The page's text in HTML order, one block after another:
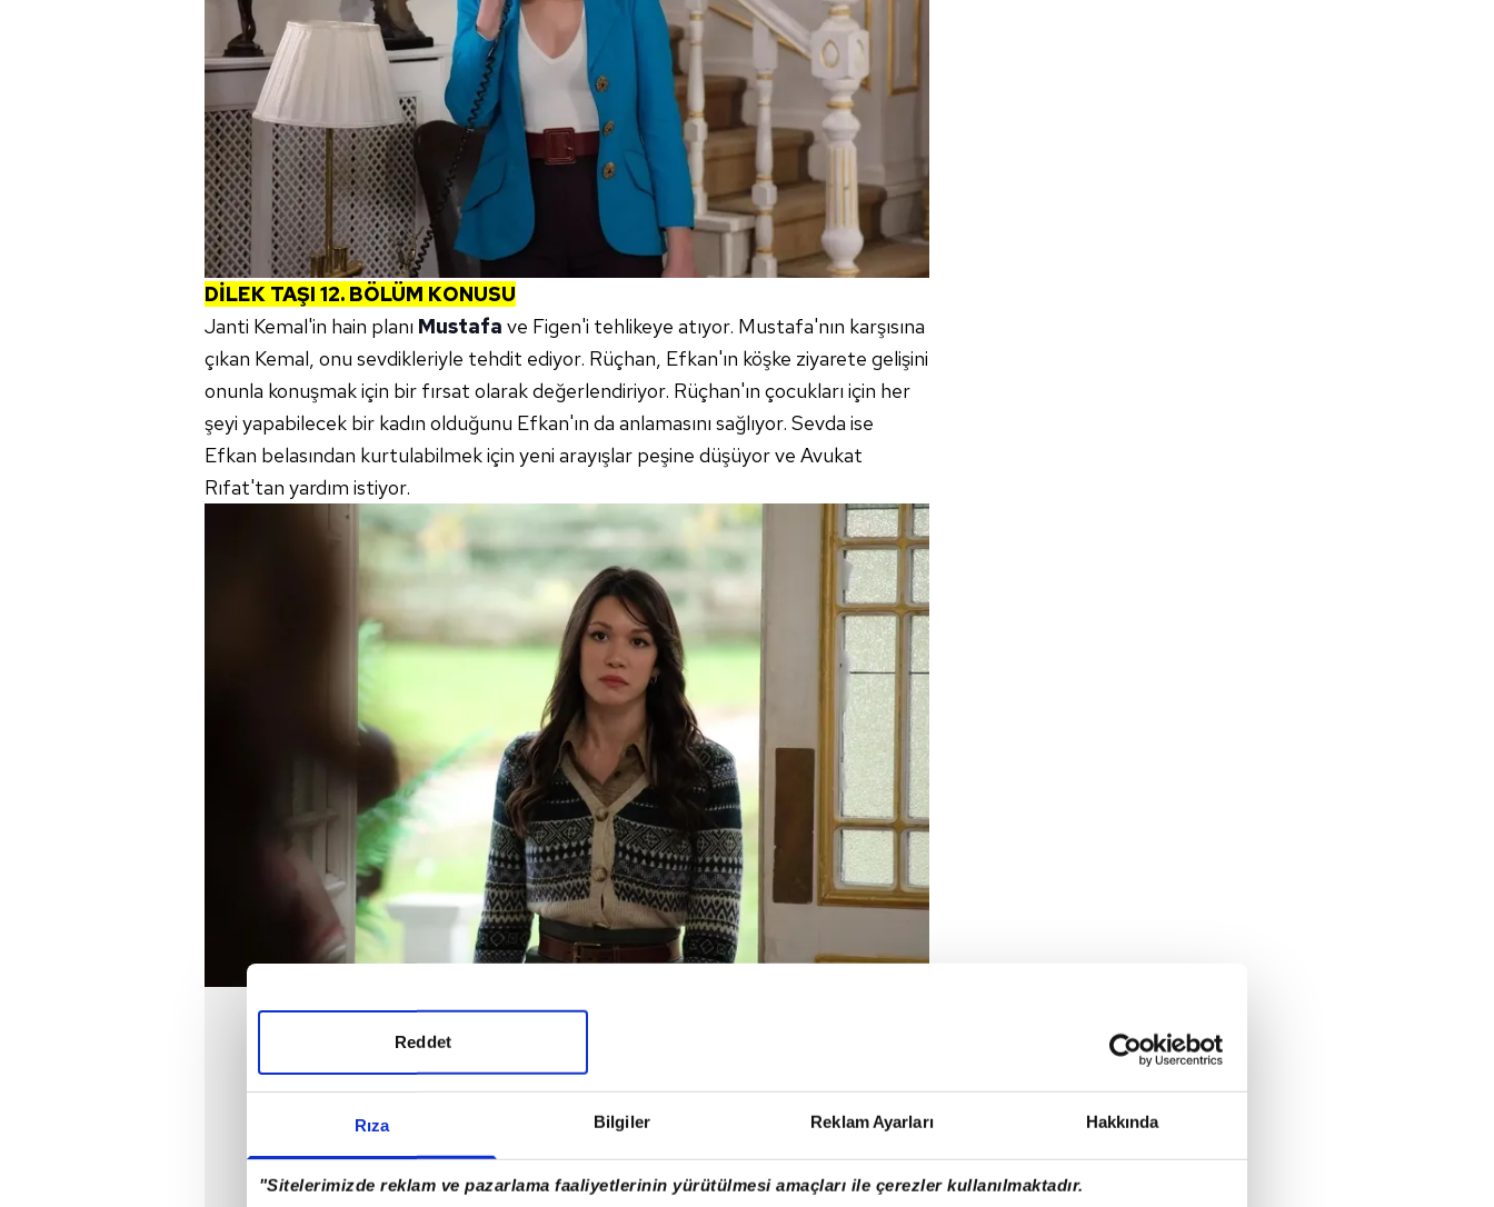
Rıza Bilgiler Reklam Ayarları Hakkında
"Sitelerimizde reklam ve pazarlama faaliyetlerinin yürütülmesi amaçları ile çerezler kullanılmaktadır.
Reddet
DİLEK TAŞI 12. BÖLÜM KONUSU
Janti Kemal'in hain planı Mustafa ve Figen'i tehlikeye atıyor. Mustafa'nın karşısına
çıkan Kemal, onu sevdikleriyle tehdit ediyor. Rüçhan, Efkan'ın köşke ziyarete gelişini
onunla konuşmak için bir fırsat olarak değerlendiriyor. Rüçhan'ın çocukları için her
şeyi yapabilecek bir kadın olduğunu Efkan'ın da anlamasını sağlıyor. Sevda ise
Efkan belasından kurtulabilmek için yeni arayışlar peşine düşüyor ve Avukat
Rıfat'tan yardım istiyor.